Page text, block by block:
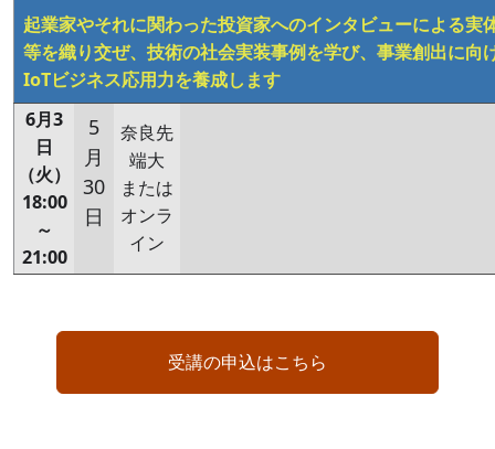
起業家やそれに関わった投資家へのインタビューによる実
等を織り交ぜ、技術の社会実装事例を学び、事業創出に向
IoTビジネス応用力を養成します
6月3
日
（火）
18:00
～
21:00
5
月
30
日
奈良先
端大
または
オンラ
イン
受講の申込はこちら